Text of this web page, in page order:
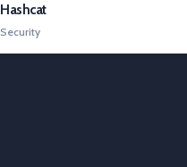
Hashcat
Security